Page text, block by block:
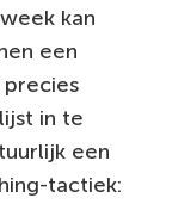
kan
een
precies
in te
een
tactiek: